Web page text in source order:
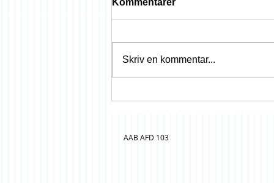
Kommentarer
Skriv en kommentar...
AAB AFD 103